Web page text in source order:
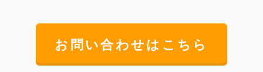
お問い合わせはこちら